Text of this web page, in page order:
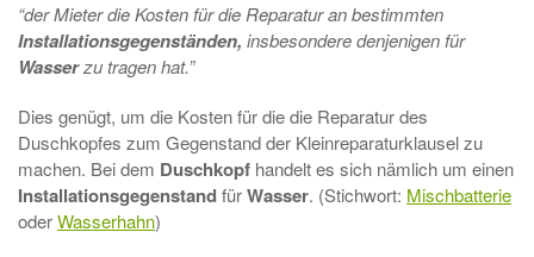
“der Mieter die Kosten für die Reparatur an bestimmten
Installationsgegenständen, insbesondere denjenigen für
Wasserzu tragen hat.”
Dies genügt, um die Kosten für die die Reparatur des
Duschkopfes zum Gegenstand der Kleinreparaturklausel zu
machen. Bei dem Duschkopf handelt es sich nämlich um einen
InstallationsgegenstandfürWasser. (Stichwort: Mischbatterie
oderWasserhahn)